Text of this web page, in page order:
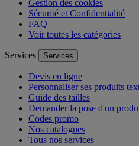
Gestion des cookies
Sécurité et Confidentialité
FAQ
Voir toutes les catégories
Services Services
Devis en ligne
Personnaliser ses produits
Guide des tailles
Demander la pose d'un
Codes promo
Nos catalogues
Tous nos services